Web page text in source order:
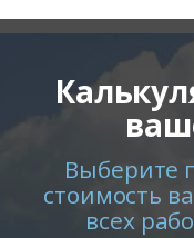
Выберите
стоимость
всех